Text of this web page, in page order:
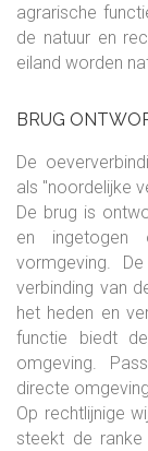
agrarische
de natuur en
eiland worden
BRUG
De
als "noordelijke
De brug is
en ingetogen
vormgeving.
verbinding van
het heden en
functie biedt
omgeving.
directe
Op rechtlijnige
steekt de